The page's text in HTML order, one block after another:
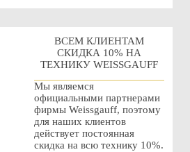
ВСЕМ КЛИЕНТАМ
СКИДКА 10% НА
ТЕХНИКУ WEISSGAUFF
Мы являемся
официальными партнерами
фирмы Weissgauff, поэтому
для наших клиентов
действует постоянная
скидка на всю технику 10%.